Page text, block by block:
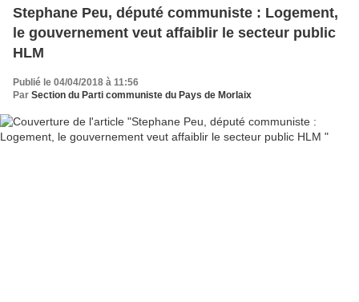
Stephane Peu, député communiste : Logement,
le gouvernement veut affaiblir le secteur public
HLM
Publié le 04/04/2018 à 11:56
Par Section du Parti communiste du Pays de Morlaix